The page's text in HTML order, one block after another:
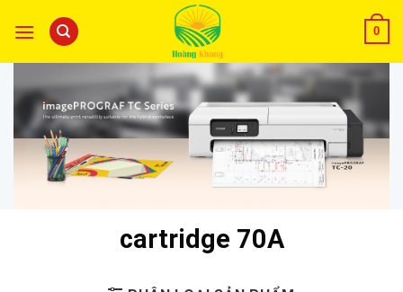
0
cartridge 70A